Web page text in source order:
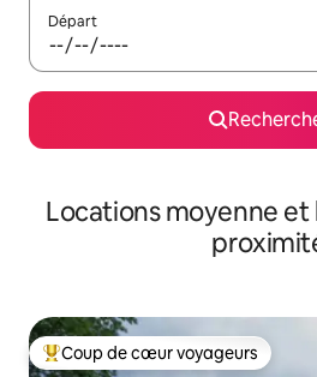
Départ
Locations moyenne et
Coups de cœur voyageurs les plus
Coup de cœur voyageurs